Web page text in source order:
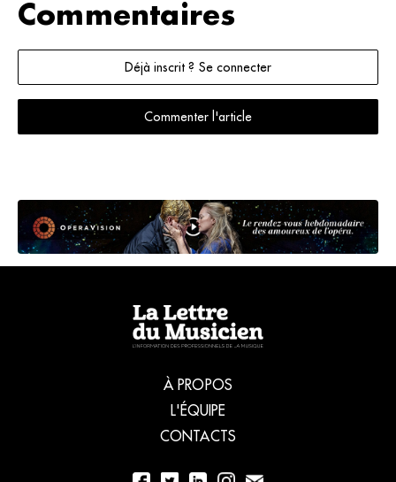
Commentaires
Déjà inscrit ? Se connecter
Commenter l'article
À PROPOS
L'ÉQUIPE
CONTACTS